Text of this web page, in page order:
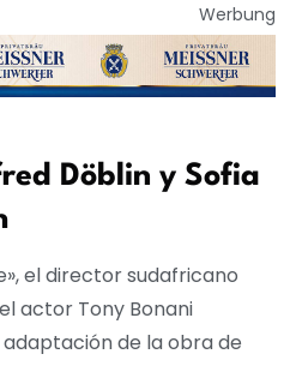
Werbung
Döblin y Sofia
el director sudafricano
actor Tony Bonani
de la obra de